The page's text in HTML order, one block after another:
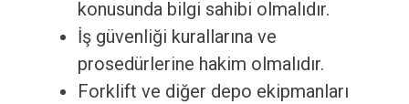
konusunda bilgi sahibi olmalıdır.
İş güvenliği kurallarına ve
prosedürlerine hakim olmalıdır.
Forklift ve diğer depo ekipmanları